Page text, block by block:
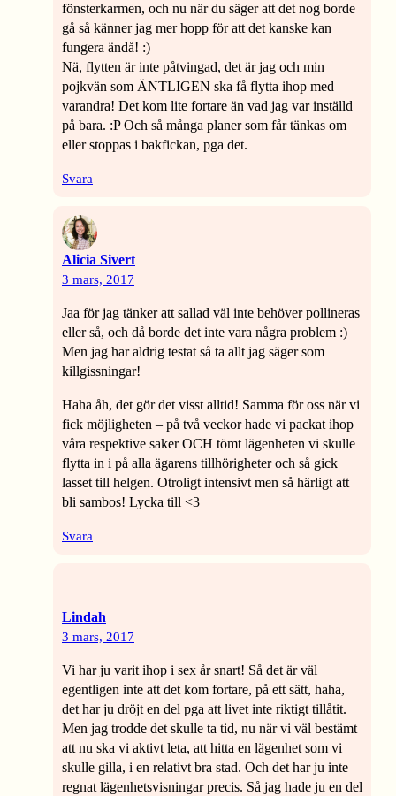
fönsterkarmen, och nu när du säger att det nog borde
gå så känner jag mer hopp för att det kanske kan
fungera ändå! :)
Nä, flytten är inte påtvingad, det är jag och min
pojkvän som ÄNTLIGEN ska få flytta ihop med
varandra! Det kom lite fortare än vad jag var inställd
på bara. :P Och så många planer som får tänkas om
eller stoppas i bakfickan, pga det.
Svara
Alicia Sivert
3 mars, 2017
Jaa för jag tänker att sallad väl inte behöver pollineras
eller så, och då borde det inte vara några problem :)
Men jag har aldrig testat så ta allt jag säger som
killgissningar!
Haha åh, det gör det visst alltid! Samma för oss när vi
fick möjligheten – på två veckor hade vi packat ihop
våra respektive saker OCH tömt lägenheten vi skulle
flytta in i på alla ägarens tillhörigheter och så gick
lasset till helgen. Otroligt intensivt men så härligt att
bli sambos! Lycka till <3
Svara
Lindah
3 mars, 2017
Vi har ju varit ihop i sex år snart! Så det är väl
egentligen inte att det kom fortare, på ett sätt, haha,
det har ju dröjt en del pga att livet inte riktigt tillåtit.
Men jag trodde det skulle ta tid, nu när vi väl bestämt
att nu ska vi aktivt leta, att hitta en lägenhet som vi
skulle gilla, i en relativt bra stad. Och det har ju inte
regnat lägenhetsvisningar precis. Så jag hade ju en del